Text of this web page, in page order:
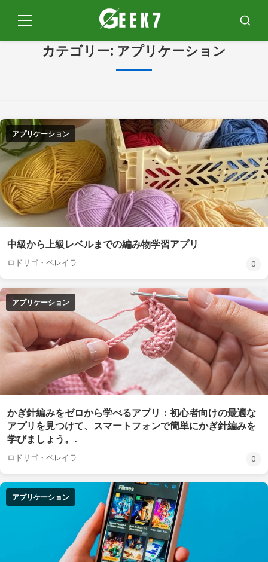
ン
プ
メ
ブ
カテゴリー: アプリケーション
アプリケーション
中級から上級レベルまでの編み物学習アプリ
ロドリゴ・ペレイラ 0
アプリケーション
かぎ針編みをゼロから学べるアプリ：初心者向けの最適な
アプリを見つけて、スマートフォンで簡単にかぎ針編みを
学びましょう。.
ロドリゴ・ペレイラ 0
アプリケーション